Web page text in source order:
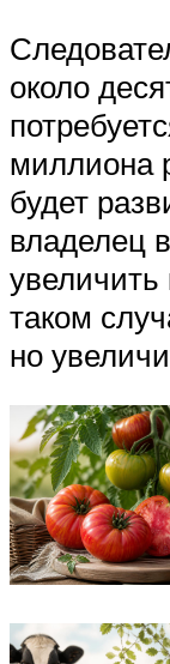
около
миллиона
будет
владелец
увеличить
таком
но